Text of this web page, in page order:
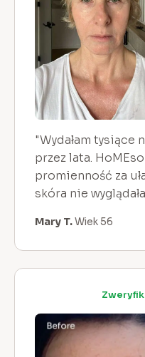
"Wydałam tysiące
przez lata.
promienność za
skóra nie
Mary T.Wiek 56